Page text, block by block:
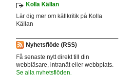
Kolla Källan
Lär dig mer om källkritik på Kolla
Källan
Nyhetsflöde (RSS)
Få senaste nytt direkt till din
webbläsare, intranät eller webbplats.
Se alla nyhetsflöden.